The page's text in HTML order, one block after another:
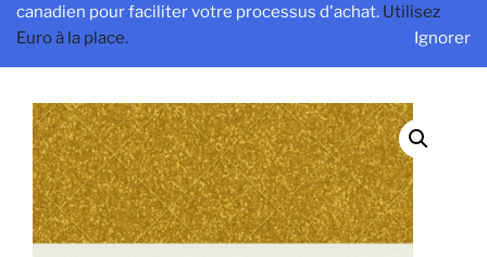
FOURNISSEURS VERIFIES ET STRATEGIES MARKETING
canadien pour faciliter votre processus d'achat. Utilisez
Euro à la place.
Ignorer